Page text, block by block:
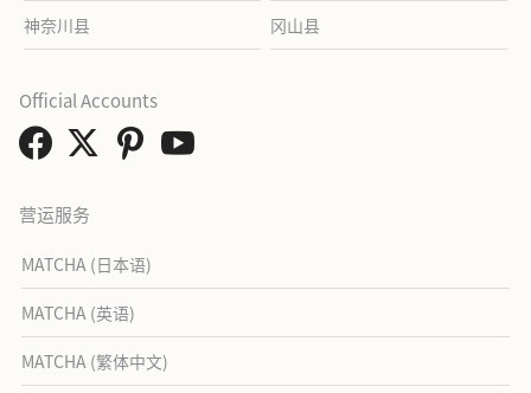
神奈川县 冈山县
营运服务
MATCHA (日本语)
MATCHA (英语)
MATCHA (繁体中文)
Official Accounts